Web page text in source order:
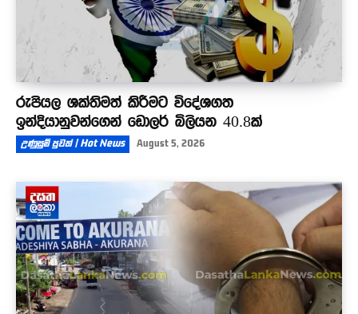
රුපියල ශක්තිමත් කිරීමට විදේශගත
ඉන්දියානුවන්ගෙන් ඩොලර් බිලියන 40.8ක්
උණුසුම් පුවත් | Hot News August 5, 2026